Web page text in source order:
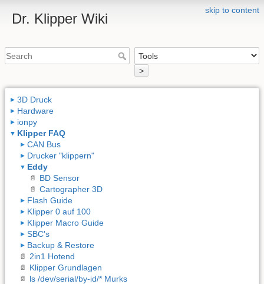
skip to content
Dr. Klipper Wiki
>
3D Druck
Hardware
ionpy
Klipper FAQ
CAN Bus
Drucker "klippern"
Eddy
BD Sensor
Cartographer 3D
Flash Guide
Klipper 0 auf 100
Klipper Macro Guide
SBC's
Backup & Restore
2in1 Hotend
Klipper Grundlagen
ls /dev/serial/by-id/* Murks